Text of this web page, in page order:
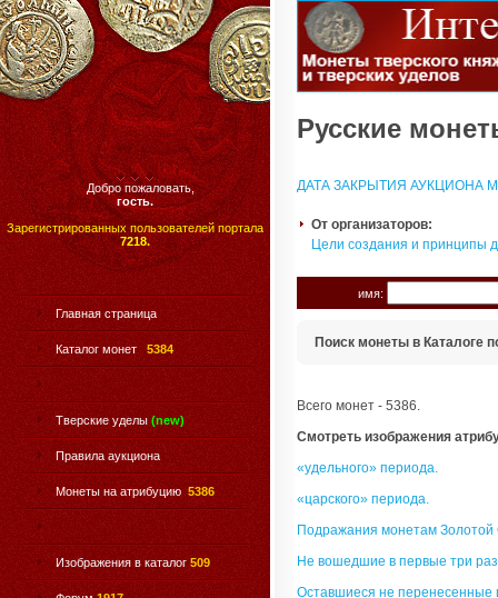
Добро пожаловать,
гость.
Зарегистрированных пользователей портала
7218.
Главная страница
Каталог монет 5384
Тверские уделы (new)
Правила аукциона
Монеты на атрибуцию 5386
Изображения в каталог 509
Русские
ДАТА ЗАКРЫТИЯ АУКЦИОНА
От организаторов:
Цели создания и принципы
имя:
Поиск монеты в Каталоге
Всего монет - 5386.
Смотреть изображения
«удельного» периода.
«царского» периода.
Подражания монетам
Не вошедшие в первые три
Оставшиеся не перенесенные